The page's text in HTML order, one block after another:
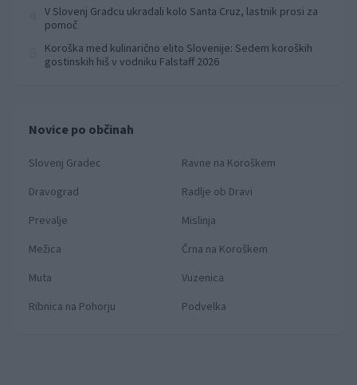
V Slovenj Gradcu ukradali kolo Santa Cruz, lastnik prosi za
pomoč
Koroška med kulinarično elito Slovenije: Sedem koroških
gostinskih hiš v vodniku Falstaff 2026
Novice po občinah
Slovenj Gradec
Ravne na Koroškem
Dravograd
Radlje ob Dravi
Prevalje
Mislinja
Mežica
Črna na Koroškem
Muta
Vuzenica
Ribnica na Pohorju
Podvelka